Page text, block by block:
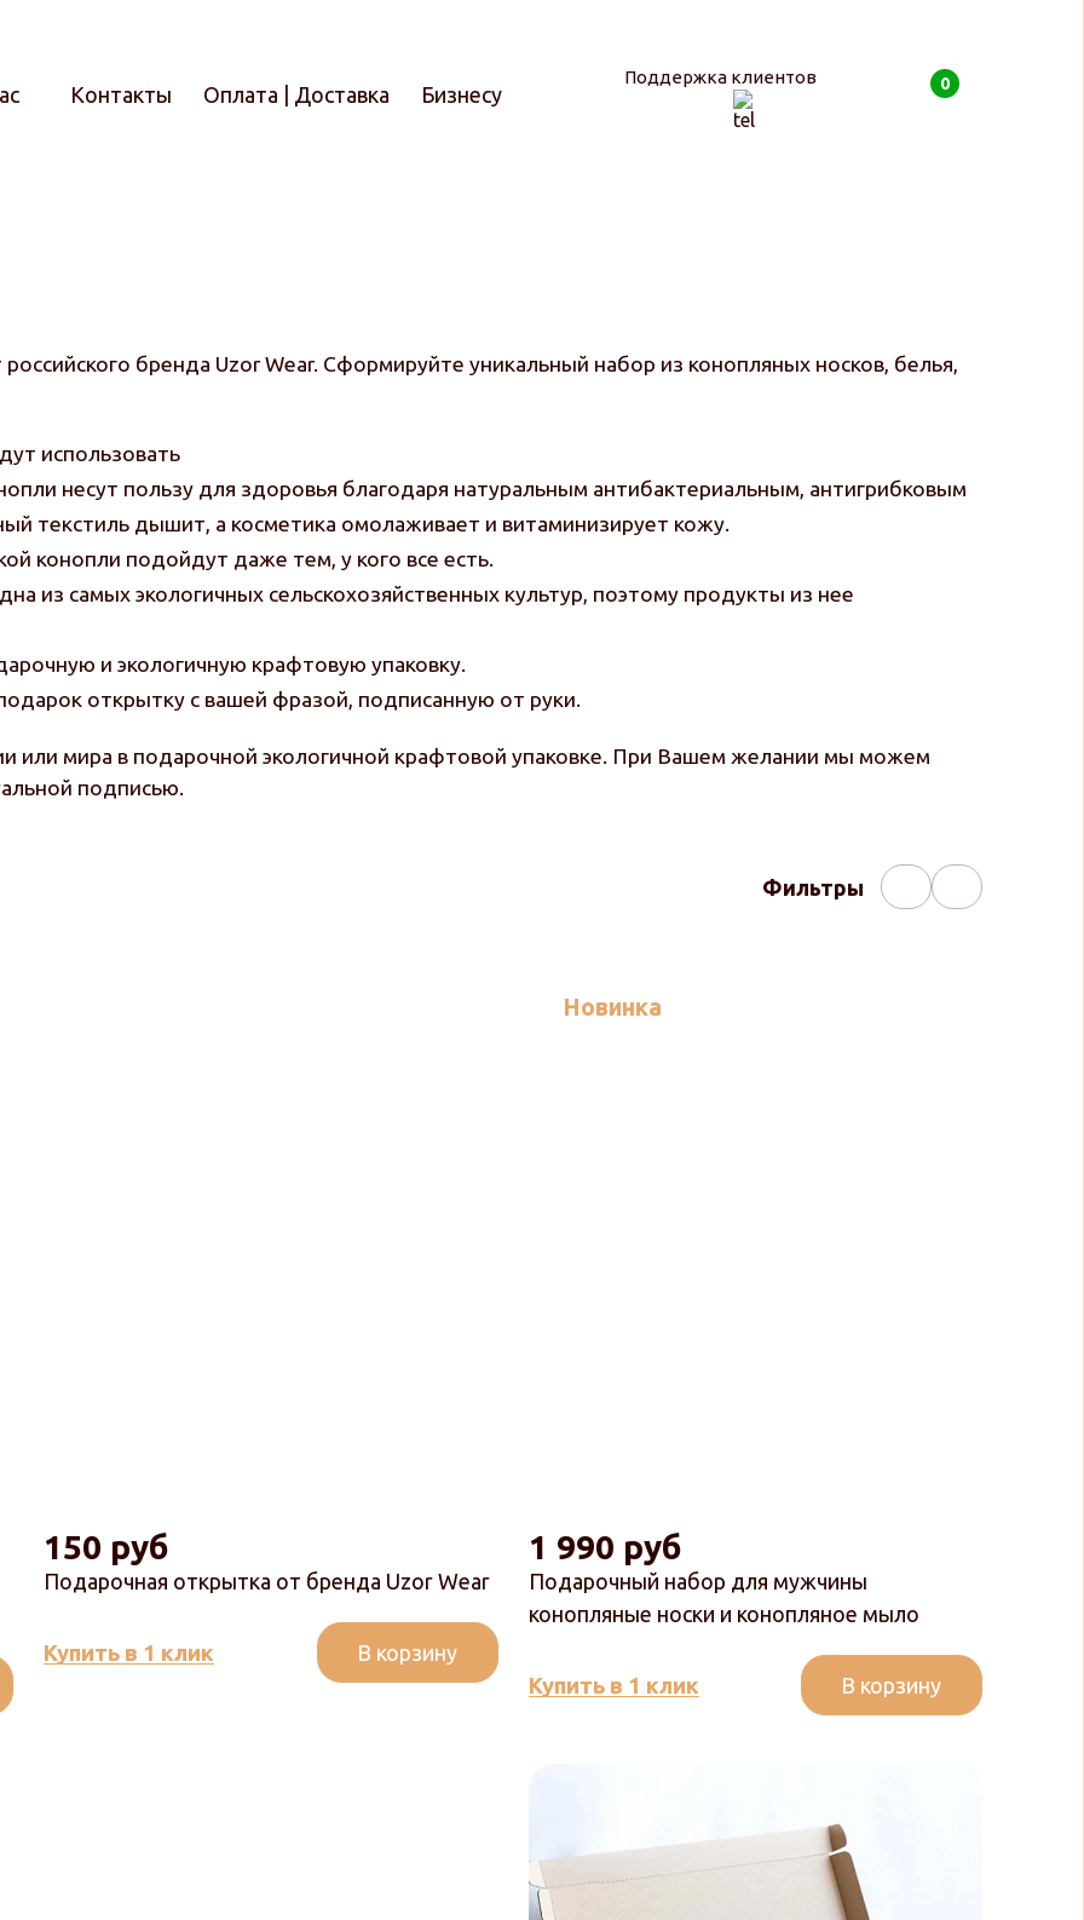
Контакты Оплата | Доставка Бизнесу
Поддержка клиентов 0
бренда Uzor Wear. Сформируйте уникальный набор из конопляных носков, белья,
использовать
несут пользу для здоровья благодаря натуральным антибактериальным, антигрибковым
текстиль дышит, а косметика омолаживает и витаминизирует кожу.
конопли подойдут даже тем, у кого все есть.
из самых экологичных сельскохозяйственных культур, поэтому продукты из нее
и экологичную крафтовую упаковку.
открытку с вашей фразой, подписанную от руки.
или мира в подарочной экологичной крафтовой упаковке. При Вашем желании мы можем
подписью.
Фильтры
Подарочная открытка от бренда Uzor Wear
150 руб
Купить в 1 клик В корзину
Новинка
Подарочный набор для мужчины
конопляные носки и конопляное мыло
1 990 руб
Купить в 1 клик В корзину